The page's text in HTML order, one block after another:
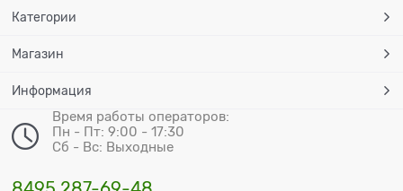
Категории
Магазин
Информация
Время работы операторов:
Пн - Пт: 9:00 - 17:30
Сб - Вс: Выходные